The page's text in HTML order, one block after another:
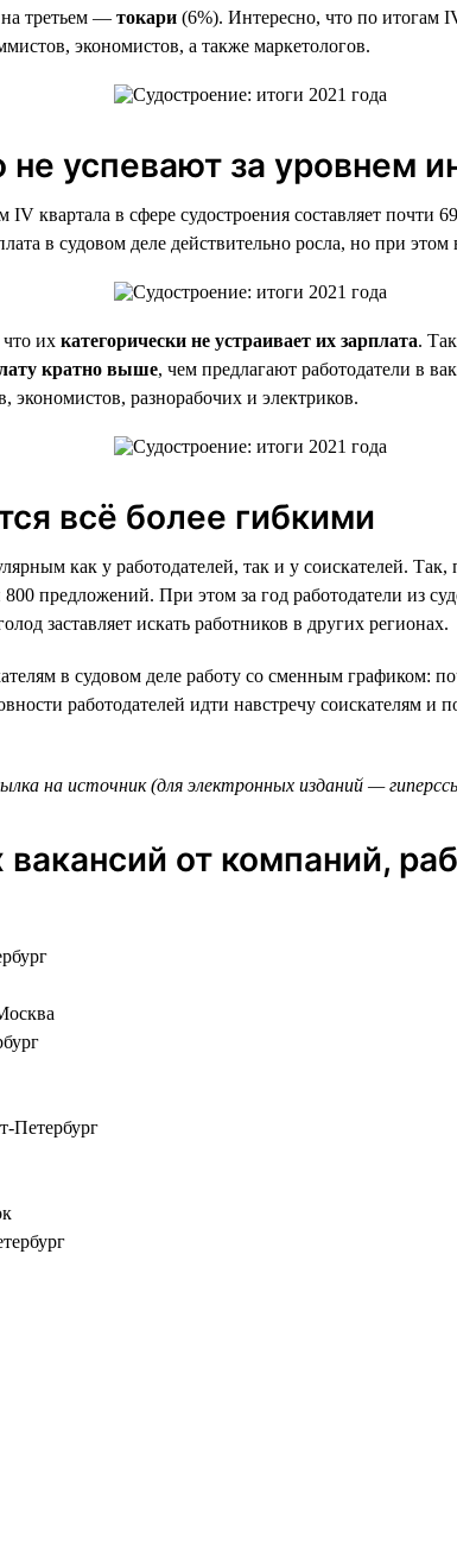
третьем — токари (6%). Интересно, что по итогам
экономистов, а также маркетологов.
успевают за уровнем
квартала в сфере судостроения составляет почти
в судовом деле действительно росла, но при
их категорически не устраивает их зарплата.
кратно выше, чем предлагают работодатели в
экономистов, разнорабочих и электриков.
всё более гибкими
как у работодателей, так и у соискателей.
предложений. При этом за год работодатели из
заставляет искать работников в других регионах.
в судовом деле работу со сменным графиком:
работодателей идти навстречу соискателям и
на источник (для электронных изданий —
от компаний,
Петербург